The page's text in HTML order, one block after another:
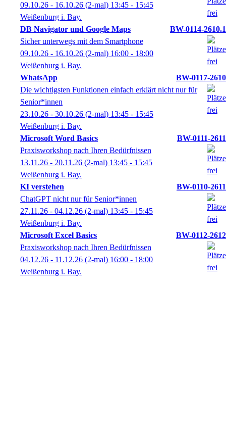
09.10.26 - 16.10.26 (2-mal) 13:45 - 15:45
Weißenburg i. Bay.
DB Navigator und Google Maps
BW-0114-2610.1
Sicher unterwegs mit dem Smartphone
09.10.26 - 16.10.26 (2-mal) 16:00 - 18:00
Weißenburg i. Bay.
WhatsApp
BW-0117-2610
Die wichtigsten Funktionen einfach erklärt nicht nur für
Senior*innen
23.10.26 - 30.10.26 (2-mal) 13:45 - 15:45
Weißenburg i. Bay.
Microsoft Word Basics
BW-0111-2611
Praxisworkshop nach Ihren Bedürfnissen
13.11.26 - 20.11.26 (2-mal) 13:45 - 15:45
Weißenburg i. Bay.
KI verstehen
BW-0110-2611
ChatGPT nicht nur für Senior*innen
27.11.26 - 04.12.26 (2-mal) 13:45 - 15:45
Weißenburg i. Bay.
Microsoft Excel Basics
BW-0112-2612
Praxisworkshop nach Ihren Bedürfnissen
04.12.26 - 11.12.26 (2-mal) 16:00 - 18:00
Weißenburg i. Bay.